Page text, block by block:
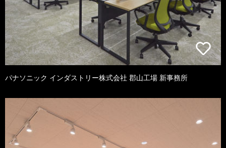
パナソニック インダストリー株式会社 郡山工場 新事務所